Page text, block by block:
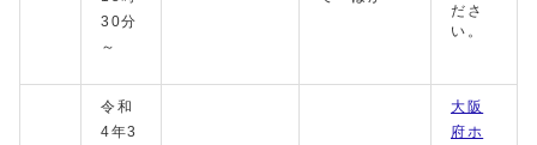
30分
～
ださ
い。
令和
4年3
大阪
府ホ